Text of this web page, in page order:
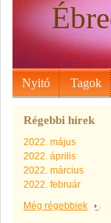
Nyitó Tagok
Régebbi hírek
2022. május
2022. április
2022. március
2022. február
Még régebbiek